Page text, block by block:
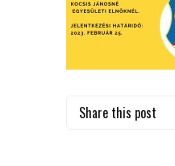
Share this post